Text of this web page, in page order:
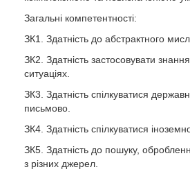
Загальні компетентності:
ЗК1. Здатність до абстрактного
ЗК2. Здатність застосовувати
ситуаціях.
ЗК3. Здатність спілкуватися
письмово.
ЗК4. Здатність спілкуватися
ЗК5. Здатність до пошуку,
з різних джерел.